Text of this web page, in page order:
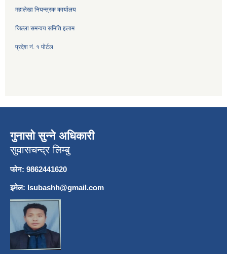
महालेखा नियन्त्रक कार्यालय
जिल्ला समन्वय समिति इलाम
प्रदेश नं. १ पोर्टल
गुनासो सुन्ने अधिकारी
सुवासचन्द्र लिम्बु
फोन: 9862441620
इमेल: lsubashh@gmail.com